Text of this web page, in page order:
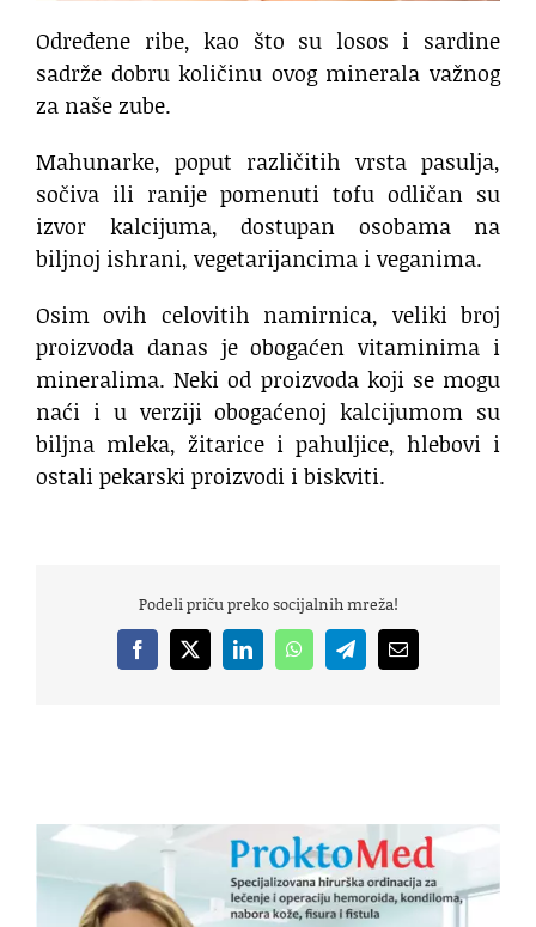
Određene ribe, kao što su losos i sardine
sadrže dobru količinu ovog minerala važnog
za naše zube.
Mahunarke, poput različitih vrsta pasulja,
sočiva ili ranije pomenuti tofu odličan su
izvor kalcijuma, dostupan osobama na
biljnoj ishrani, vegetarijancima i veganima.
Osim ovih celovitih namirnica, veliki broj
proizvoda danas je obogaćen vitaminima i
mineralima. Neki od proizvoda koji se mogu
naći i u verziji obogaćenoj kalcijumom su
biljna mleka, žitarice i pahuljice, hlebovi i
ostali pekarski proizvodi i biskviti.
Podeli priču preko socijalnih mreža!
Facebook
X LinkedInWhatsAppTelegramEmail